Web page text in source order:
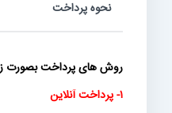
نحوه پرداخت
روش های پرداخت بصورت
۱- پرداخت آنلاین